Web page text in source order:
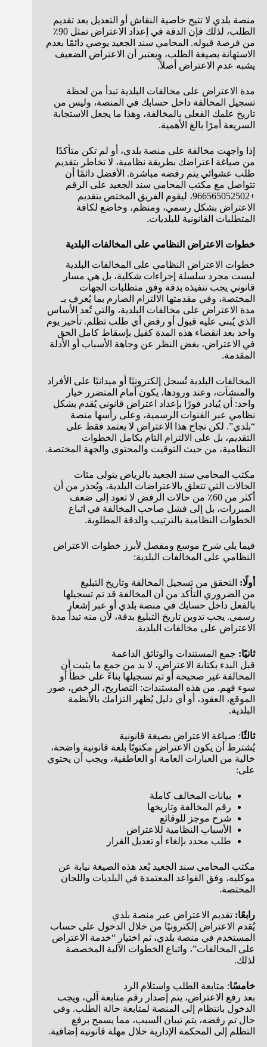
منصة بلدي لا تتيح خاصية النقاش أو التعديل بعد تقديم
الطلب، لذلك فإن الدقة في إعداد الاعتراض تمثل 90٪
من فرصة قبوله. المحامي سند الجعيد يوصي دائمًا بعدم
الاستهانة بصيغة الطلب، ويعتبر أن الاعتراض الضعيف
يشبه عدم الاعتراض أصلاً.
مدة الاعتراض على مخالفات البلدية تبدأ من لحظة
تسجيل المخالفة داخل حسابك في المنصة، وليس من
تاريخ علمك الفعلي بالمخالفة، وهذا ما يجعل الاستجابة
السريعة أمرًا بالغ الأهمية.
إذا واجهت مخالفة على منصة بلدي، أو لم تكن متأكدًا
من صياغة اعتراضك بطريقة نظامية، لا تخاطر بتقديم
طلب عشوائي يتم رفضه مباشرة. الأفضل دائمًا أن
تتواصل مع مكتب المحامي سند الجعيد على الرقم
+966565052502، ليقوم الفريق المختص بتقديم
الاعتراض بشكل رسمي، ومنظم، وخاضع لكافة
المتطلبات القانونية للبلديات.
خطوات الاعتراض النظامي على المخالفات البلدية
خطوات الاعتراض النظامي على المخالفات البلدية
ليست مجرد سلسلة إجراءات شكلية، بل هي مسار
قانوني يجب تنفيذه بدقة وفق متطلبات الجهات
المختصة، وفي مقدمتها الالتزام الصارم بما يُعرف بـ
مدة الاعتراض على مخالفات البلدية، والتي تُعد الأساس
الذي يُبنى عليه قبول أو رفض أي طلب تظلم. تأخير يوم
واحد بعد انقضاء هذه المدة كفيل بإسقاط كامل الحق
في الاعتراض، بغض النظر عن وجاهة الأسباب أو الأدلة
المقدمة.
المخالفات البلدية تُسجل إلكترونيًا أو ميدانيًا على الأفراد
والمنشآت، وعند ورودها، يكون أمام المتضرر خيار
واحد: أن يُبادر فورًا بإعداد اعتراض قانوني يُقدم بشكل
نظامي عبر القنوات الرسمية، وعلى رأسها منصة
“بلدي”. لكن نجاح هذا الاعتراض لا يعتمد فقط على
التقديم، بل على الالتزام التام بكامل الخطوات
النظامية، من حيث التوقيت والمحتوى والجهة المختصة.
مكتب المحامي سند الجعيد بالرياض يتولى مئات
الحالات التي تتعلق بالاعتراضات البلدية، ويُحذر من أن
أكثر من 60٪ من حالات الرفض لا تعود إلى ضعف
المبررات، بل إلى فشل صاحب المخالفة في اتباع
الخطوات النظامية بالترتيب والدقة المطلوبة.
فيما يلي شرح موسع ومفصل لأبرز خطوات الاعتراض
النظامي على المخالفات البلدية:
أولًا: التحقق من تسجيل المخالفة وتاريخ التبليغ
من الضروري التأكد من أن المخالفة قد تم تسجيلها
بالفعل داخل حسابك في منصة بلدي أو عبر إشعار
رسمي. يجب تدوين تاريخ التبليغ بدقة، لأن منه تبدأ مدة
الاعتراض على مخالفات البلدية.
ثانيًا: جمع المستندات والوثائق الداعمة
قبل البدء بكتابة الاعتراض، لا بد من جمع ما يثبت أن
المخالفة غير صحيحة أو تم تسجيلها بناءً على خطأ أو
سوء فهم. من هذه المستندات: التصاريح، الرخص، صور
الموقع، العقود، أو أي دليل يُظهر التزامك بالأنظمة
البلدية.
ثالثًا: صياغة الاعتراض بصيغة قانونية
يُشترط أن يكون الاعتراض مكتوبًا بلغة قانونية واضحة،
خالية من العبارات العامة أو العاطفية، ويجب أن يحتوي
على:
بيانات المخالف كاملة
رقم المخالفة وتاريخها
شرح موجز للوقائع
الأسباب النظامية للاعتراض
طلب محدد بإلغاء أو تعديل القرار
مكتب المحامي سند الجعيد يُعد هذه الصيغة نيابة عن
موكليه، وفق القواعد المعتمدة في البلديات واللجان
المختصة.
رابعًا: تقديم الاعتراض عبر منصة بلدي
يُقدم الاعتراض إلكترونيًا من خلال الدخول على حساب
المستخدم في منصة بلدي، ثم اختيار “خدمة الاعتراض
على المخالفات”، واتباع الخطوات الآلية المخصصة
لذلك.
خامسًا: متابعة الطلب واستلام الرد
بعد رفع الاعتراض، يتم إصدار رقم متابعة آلي، ويجب
الدخول بانتظام إلى المنصة لمتابعة حالة الطلب. وفي
حال تم رفضه، يتم تبيان السبب، مما يسمح برفع
التظلم إلى المحكمة الإدارية خلال مهلة قانونية إضافية.